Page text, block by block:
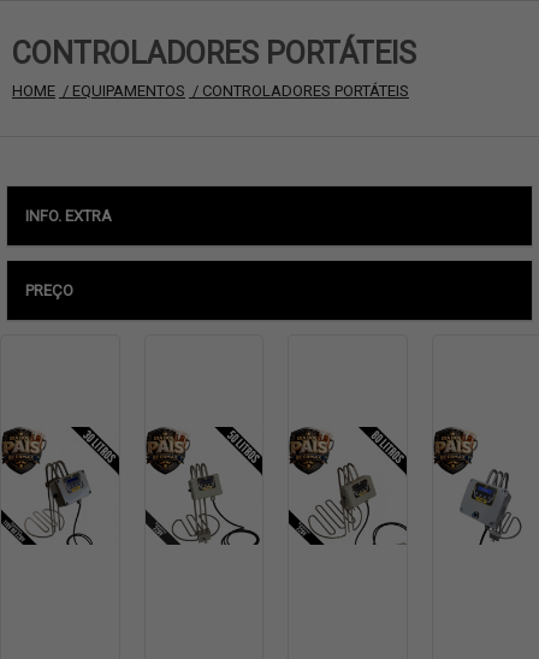
CONTROLADORES PORTÁTEIS
HOME / EQUIPAMENTOS / CONTROLADORES PORTÁTEIS
INFO. EXTRA
PREÇO